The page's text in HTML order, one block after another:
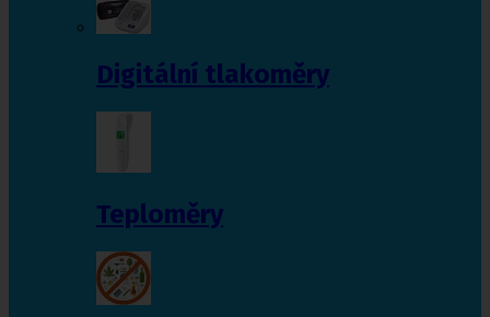
Digitální tlakoměry
Teploměry